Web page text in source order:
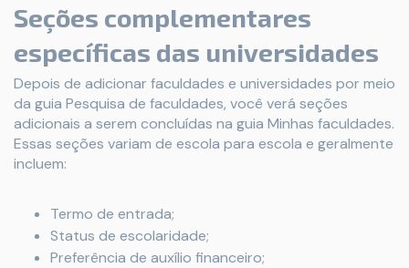
Seções complementares
específicas das universidades
Depois de adicionar faculdades e universidades por meio
da guia Pesquisa de faculdades, você verá seções
adicionais a serem concluídas na guia Minhas faculdades.
Essas seções variam de escola para escola e geralmente
incluem:
Termo de entrada;
Status de escolaridade;
Preferência de auxílio financeiro;